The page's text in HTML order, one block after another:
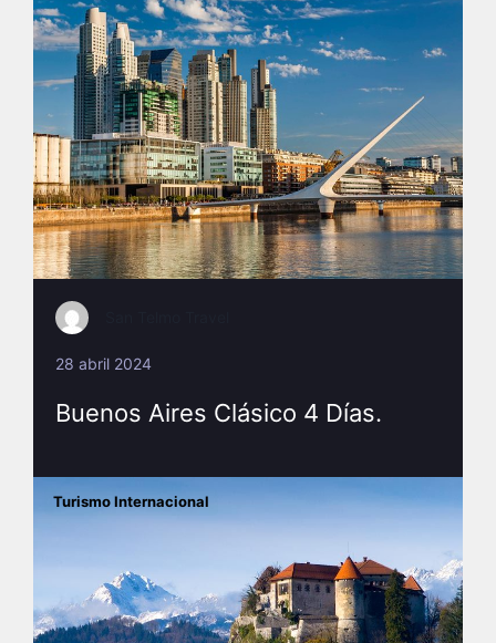
28 abril 2024
Buenos Aires Clásico 4 Días.
Turismo Internacional